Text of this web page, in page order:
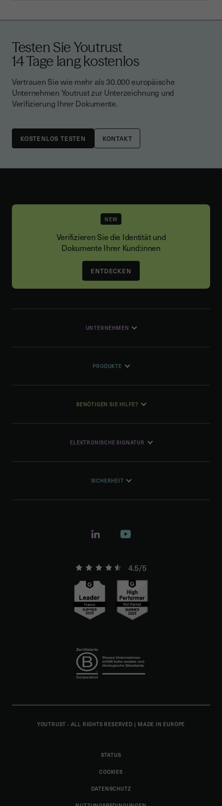
Testen Sie Youtrust
14 Tage lang kostenlos
Vertrauen Sie wie mehr als 30.000 europäische
Unternehmen Youtrust zur Unterzeichnung und
Verifizierung Ihrer Dokumente.
KONTAKT
NEW
Verifizieren Sie die Identität und
Dokumente Ihrer Kund:innen
ENTDECKEN
UNTERNEHMEN
PRODUKTE
BENÖTIGEN SIE HILFE?
ELEKTRONISCHE SIGNATUR
SICHERHEIT
4.5/5
YOUTRUST - ALL RIGHTS RESERVED | MADE IN EUROPE
STATUS
COOKIES
DATENSCHUTZ